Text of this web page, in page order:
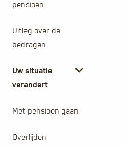
pensioen
Uitleg over de
bedragen
Uw situatie
verandert
Met pensioen gaan
Overlijden